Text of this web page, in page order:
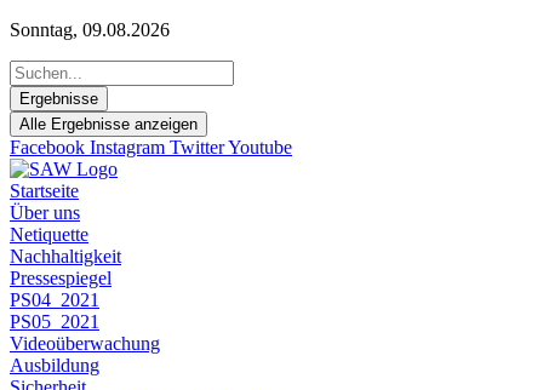
Zum
springen
Sonntag, 09.08.2026
Search
...Ergebnisse
Alle Ergebnisse anzeigen
Facebook Instagram TwitterYoutube
Startseite
Über uns
Netiquette
Nachhaltigkeit
Pressespiegel
PS04_2021
PS05_2021
Videoüberwachung
Ausbildung